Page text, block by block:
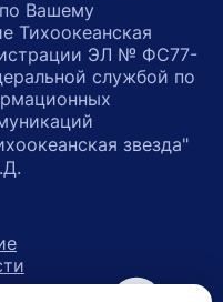
Вашему
Тихоокеанская
ЭЛ № ФС77-
службой по
звезда"